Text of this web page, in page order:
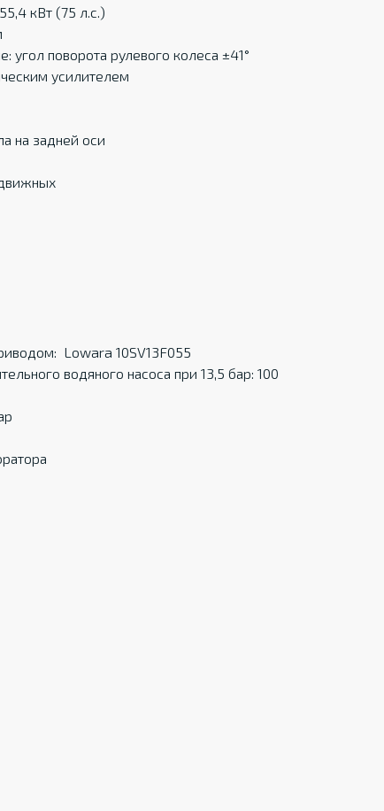
кВт (75 л.с.)
угол поворота рулевого колеса ±41°
усилителем
на задней оси
Lowara 10SV13F055
водяного насоса при 13,5 бар: 100